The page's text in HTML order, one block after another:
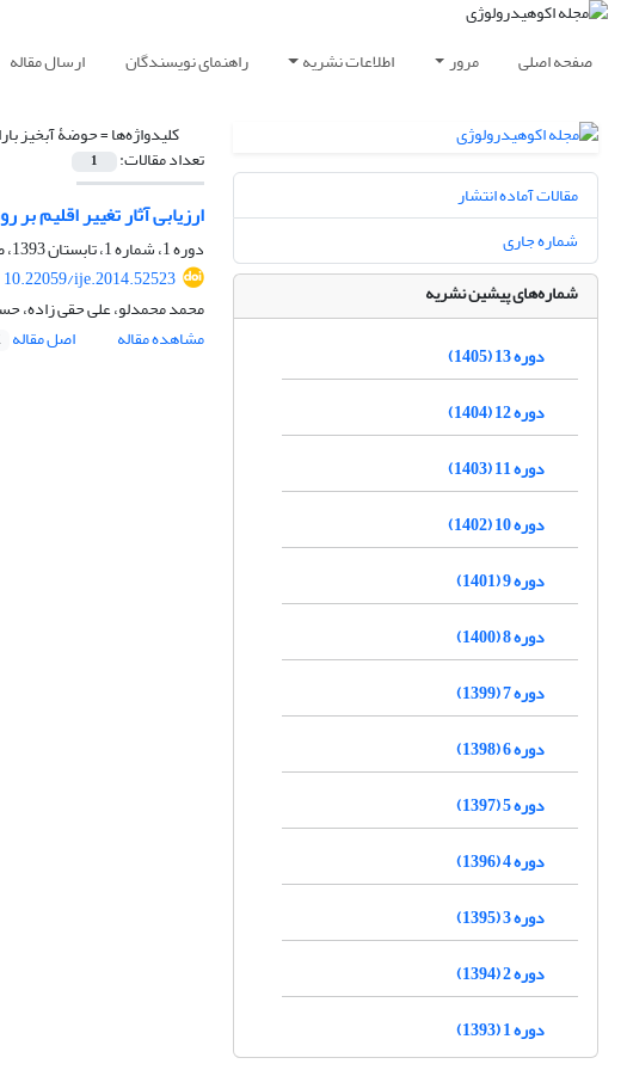
صفحه اصلی مرور اطلاعات نشریه راهنمای نویسندگان ارسال مقاله
کلیدواژه‌ها =حوضۀ آبخیز
تعداد مقالات: 1
ارزیابی آثار تغییر اقلیم
دوره 1، شماره 1، تابستان 1393، صفحه
10.22059/ije.2014.52523
محمد محمدلو، علی حقی زاده،
مشاهده مقاله
اصل مقاله
مقالات آماده انتشار
شماره جاری
شماره‌های پیشین نشریه
دوره 13 (1405)
دوره 12 (1404)
دوره 11 (1403)
دوره 10 (1402)
دوره 9 (1401)
دوره 8 (1400)
دوره 7 (1399)
دوره 6 (1398)
دوره 5 (1397)
دوره 4 (1396)
دوره 3 (1395)
دوره 2 (1394)
دوره 1 (1393)